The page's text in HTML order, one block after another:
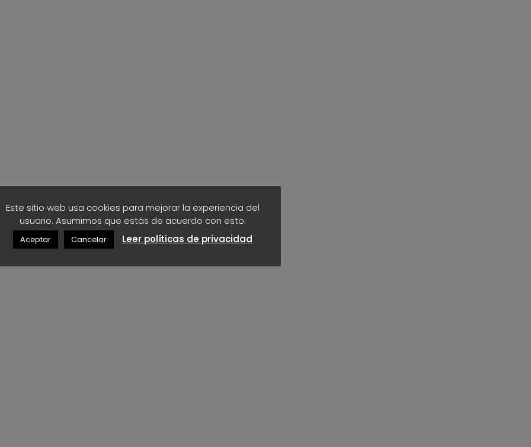
Este sitio web usa cookies para mejorar la experiencia del
usuario. Asumimos que estás de acuerdo con esto.
Aceptar Cancelar Leer políticas de privacidad